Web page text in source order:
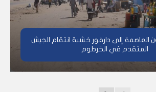
العاصمة إلى دارفور خشية انتقام الجيش
المتقدم في الخرطوم